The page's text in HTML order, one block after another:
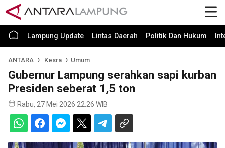
Lampung Update Lintas Daerah Politik Dan Hukum
ANTARA Kesra Umum
Gubernur Lampung serahkan sapi kurban
Presiden seberat 1,5 ton
Rabu, 27 Mei 2026 22:26 WIB